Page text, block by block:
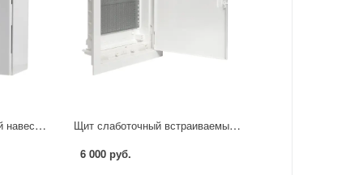
Щит распределительный навесной IEK Home ЩУ 1/1-0 74 У1 6 модулей IP66 металл Щит слаботочный встраиваемый EKF Nova 2 IP40 пластик
6 000 руб.